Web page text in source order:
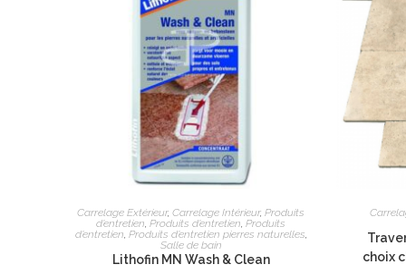
AJOUTER AU PANIER
Carrelage Extérieur,Carrelage Intérieur,Produits
d’entretien,Produits d’entretien,Produits
d’entretien, Produits d’entretien pierres naturelles,
Salle de bain
Lithofin MN Wash & Clean
choix
3980 route
13100 Aix-
06 26 16 98
Samedi : 9h à